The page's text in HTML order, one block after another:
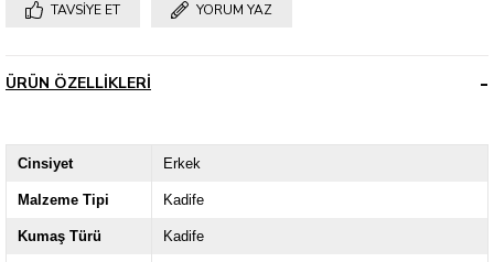
TAVSIYE ET YORUM YAZ
ÜRÜN ÖZELLIKLERI
Cinsiyet Erkek
Malzeme Tipi Kadife
Kumaş Türü Kadife